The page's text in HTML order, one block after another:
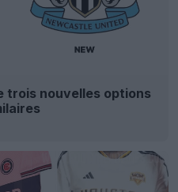
trois nouvelles options